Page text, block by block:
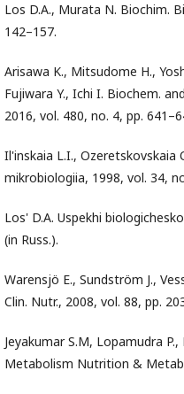
Los D.A., Murata N. Biochim.
142–157.
Arisawa K., Mitsudome H.,
Fujiwara Y., Ichi I. Biochem.
2016, vol. 480, no. 4, pp.
Il'inskaia L.I., Ozeretskovskaia
mikrobiologiia, 1998, vol. 34,
Los' D.A. Uspekhi
(in Russ.).
Warensjö E., Sundström J.,
Clin. Nutr., 2008, vol. 88, pp.
Jeyakumar S.M, Lopamudra
Metabolism Nutrition &